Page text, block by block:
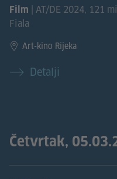
Film
| AT/DE 2024, 121
Fiala
Art-kino Rijeka
Detalji
Četvrtak,